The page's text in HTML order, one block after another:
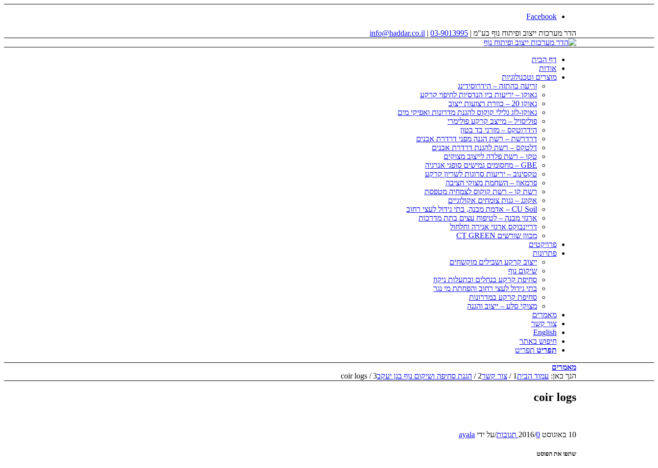
Facebook
הדר מערכות ייצוב ופיתוח נוף בע"מ | 03-9013995
|
info@haddar.co.il
דף הבית
אודות
מוצרים וטכנולוגיות
זריעה בהתזה – הידרוסידינג
גאוקו – יריעות ביו הנדסיות לחיפוי קרקע
גאוקו 20 – כוורת רצועות ייצוב
גאוקו-לוג גלילי קוקוס להגנת מדרונות ואפיקי מים
פוליסויל – מייצב קרקע פולימרי
הידרוטקס – מזרני בד בטון
דרדרשת – רשת הגנה מפני דרדרת אבנים
דלטקס – רשת להגנת דרדרת אבנים
טקו – רשת פלדה לייצוב מצוקים
GBE – מחסומים גמישים סופגי אנרגיה
טקסינוב – יריעות סרוגות לשריון קרקע
פרמאון – השחמת מצוקי חציבה
רשת קו – רשת קוקוס לצמחיה מטפסת
אקוגג – גגות צומחים אקולוגיים
CU Soil – אדמת מבנה, בתי גידול לעצי רחוב
ארגזי מבנה – לטיפוח עצים בתת מדרכות
דריינבוקס ארגזי אגירה וחלחול
מכוון שורשים CT GREEN
פרויקטים
פתרונות
ייצוב קרקע ושבילים מוקשחים
שיקום נוף
סחיפת קרקע בנחלים ובתעלות ניקוז
בתי גידול לעצי רחוב והפחתת מי נגר
סחיפת קרקע במדרונות
מצוקי סלע – ייצוב והגנה
מאמרים
צור קשר
English
חיפוש באתר
תפריט תפריט
מאמרים
הנך כאן: עמוד הבית1
/ צור קשר2
/ הגנת סחיפה ושיקום נוף בגן יעקב3
/
coir logs
coir logs
10 באוגוסט 2016 /0 תגובות /על ידי ayala
שתפו את הפוסט